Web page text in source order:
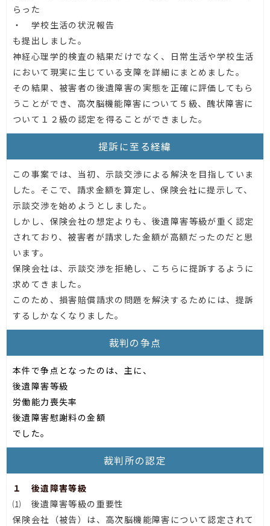
らった
・ 学校生活の状況報告
も提出しました。
神経心理学的検査の結果だけでなく、日常生活や学校生活
において現実に生じている支障を詳細にまとめました。
その結果、被害者の後遺障害の実態を正確に評価してもら
うことができ、高次脳機能障害について５級、醜状障害に
ついて１２級の認定を得ることができました。
提訴に至る経緯
この事案では、当初、示談交渉による解決を目指していま
した。そこで、請求金額を算定し、保険会社に提示して、
示談交渉を始めようとしました。
しかし、保険会社の想定よりも、後遺障害等級が重く認定
されており、被害者が請求した金額が高額だったのだと思
います。
保険会社は、示談交渉を拒絶し、こちらに提訴するように
求めてきました。
このため、損害賠償請求の問題を解決するためには、提訴
するしかなくなりました。
裁判の争点
本件で争点となったのは、主に、
後遺障害等級
労働能力喪失率
後遺障害慰謝料の金額
でした。
裁判所の認定
１ 後遺障害等級
⑴ 後遺障害等級の重要性
保険会社（被告）は、高次脳機能障害について認定されて